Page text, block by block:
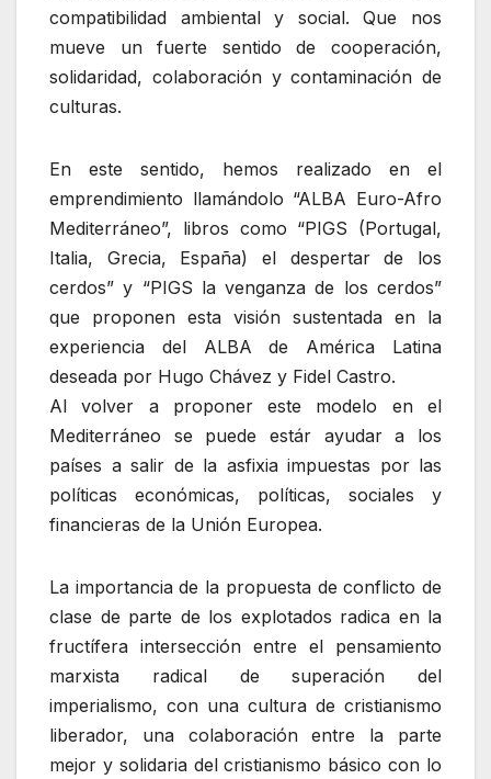
compatibilidad ambiental y social. Que nos
mueve un fuerte sentido de cooperación,
solidaridad, colaboración y contaminación de
culturas.
En este sentido, hemos realizado en el
emprendimiento llamándolo “ALBA Euro-Afro
Mediterráneo”, libros como “PIGS (Portugal,
Italia, Grecia, España) el despertar de los
cerdos” y “PIGS la venganza de los cerdos”
que proponen esta visión sustentada en la
experiencia del ALBA de América Latina
deseada por Hugo Chávez y Fidel Castro.
Al volver a proponer este modelo en el
Mediterráneo se puede estár ayudar a los
países a salir de la asfixia impuestas por las
políticas económicas, políticas, sociales y
financieras de la Unión Europea.
La importancia de la propuesta de conflicto de
clase de parte de los explotados radica en la
fructífera intersección entre el pensamiento
marxista radical de superación del
imperialismo, con una cultura de cristianismo
liberador, una colaboración entre la parte
mejor y solidaria del cristianismo básico con lo